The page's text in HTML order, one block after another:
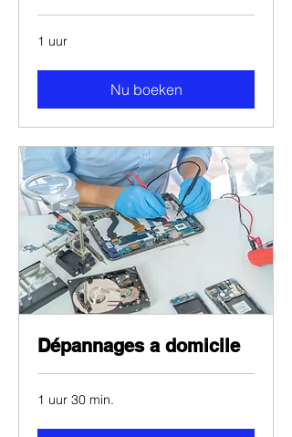
1 uur
Nu boeken
Dépannages a domicile
1 uur 30 min.